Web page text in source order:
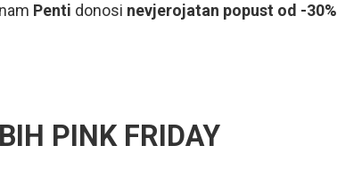
Penti donosi nevjerojatan popust od -30%
PINK FRIDAY